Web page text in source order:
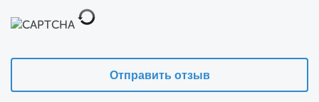
Отправить отзыв